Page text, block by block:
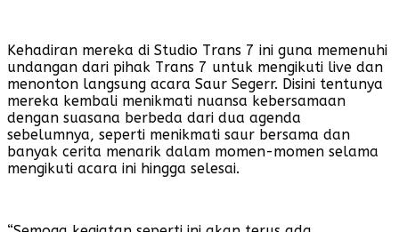
Kehadiran mereka di Studio Trans 7 ini guna memenuhi
undangan dari pihak Trans 7 untuk mengikuti live dan
menonton langsung acara Saur Segerr. Disini tentunya
mereka kembali menikmati nuansa kebersamaan
dengan suasana berbeda dari dua agenda
sebelumnya, seperti menikmati saur bersama dan
banyak cerita menarik dalam momen-momen selama
mengikuti acara ini hingga selesai.